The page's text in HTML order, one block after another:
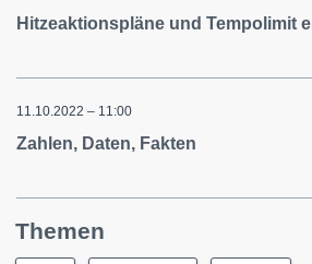
Hitzeaktionspläne und Tempolimit
11.10.2022 – 11:00
Zahlen, Daten, Fakten
Themen